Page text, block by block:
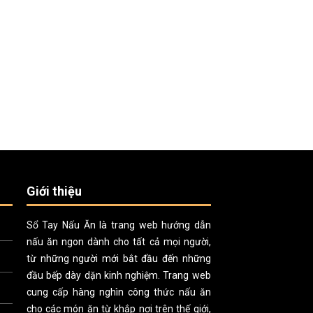
Giới thiệu
Sổ Tay Nấu Ăn là trang web hướng dẫn
nấu ăn ngon dành cho tất cả mọi người,
từ những người mới bắt đầu đến những
đầu bếp dày dặn kinh nghiệm. Trang web
cung cấp hàng nghìn công thức nấu ăn
cho các món ăn từ khắp nơi trên thế giới,